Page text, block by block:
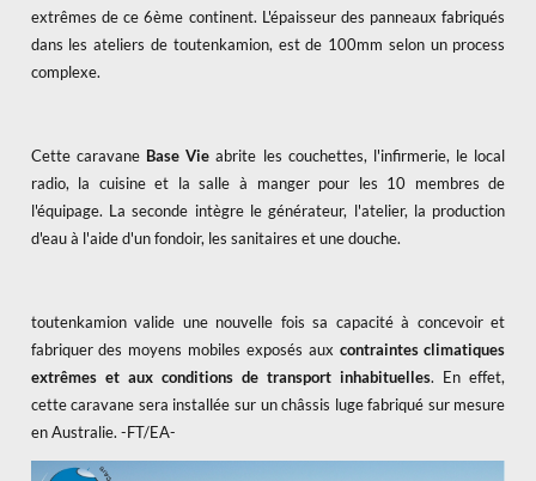
extrêmes de ce 6ème continent. L'épaisseur des panneaux fabriqués
dans les ateliers de toutenkamion, est de 100mm selon un process
complexe.
Cette caravane Base Vie abrite les couchettes, l'infirmerie, le local
radio, la cuisine et la salle à manger pour les 10 membres de
l'équipage. La seconde intègre le générateur, l'atelier, la production
d'eau à l'aide d'un fondoir, les sanitaires et une douche.
toutenkamion valide une nouvelle fois sa capacité à concevoir et
fabriquer des moyens mobiles exposés aux contraintes climatiques
extrêmes et aux conditions de transport inhabituelles. En effet,
cette caravane sera installée sur un châssis luge fabriqué sur mesure
en Australie. -FT/EA-